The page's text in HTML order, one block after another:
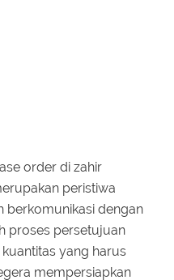
order di zahir
peristiwa
berkomunikasi dengan
proses persetujuan
yang harus
mempersiapkan